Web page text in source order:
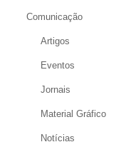
Comunicação
Artigos
Eventos
Jornais
Material Gráfico
Notícias